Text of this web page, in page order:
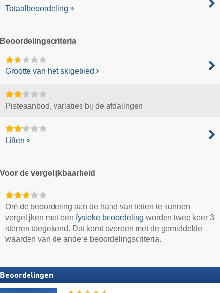
Totaalbeoordeling
Beoordelingscriteria
Grootte van het skigebied
Pisteaanbod, variaties bij de afdalingen
Liften
Voor de vergelijkbaarheid
Om de beoordeling aan de hand van feiten te kunnen
vergelijken met eenfysieke beoordeling worden twee keer 3
sterren toegekend. Dat komt overeen met de gemiddelde
waarden van de andere beoordelingscriteria.
Beoordelingen